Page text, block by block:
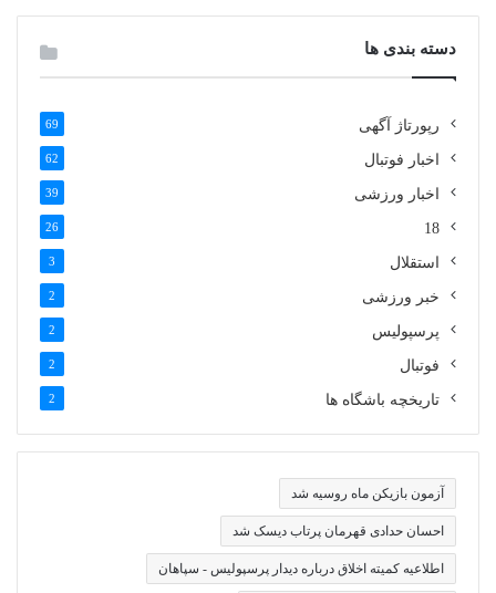
دسته بندی ها
رپورتاژ آگهی 69
اخبار فوتبال 62
اخبار ورزشی 39
18
26
استقلال 3
خبر ورزشی 2
پرسپولیس 2
فوتبال 2
تاریخچه باشگاه ها 2
آزمون بازیکن ماه روسیه شد
احسان حدادی قهرمان پرتاب دیسک شد
اطلاعیه کمیته اخلاق درباره دیدار پرسپولیس - سپاهان